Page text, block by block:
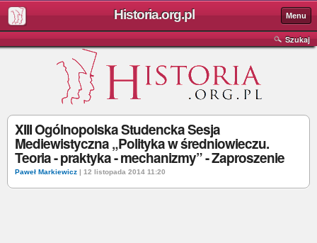
Historia.org.pl Menu
Szukaj
XIII Ogólnopolska Studencka Sesja
Mediewistyczna „Polityka w średniowieczu.
Teoria - praktyka - mechanizmy” - Zaproszenie
Paweł Markiewicz | 12 listopada 2014 11:20